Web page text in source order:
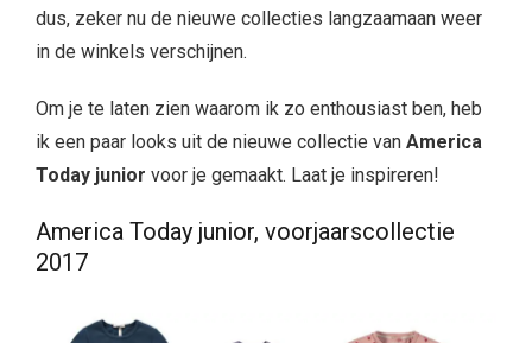
dus, zeker nu de nieuwe collecties langzaamaan weer
in de winkels verschijnen.
Om je te laten zien waarom ik zo enthousiast ben, heb
ik een paar looks uit de nieuwe collectie van America
Today junior voor je gemaakt. Laat je inspireren!
America Today junior, voorjaarscollectie
2017